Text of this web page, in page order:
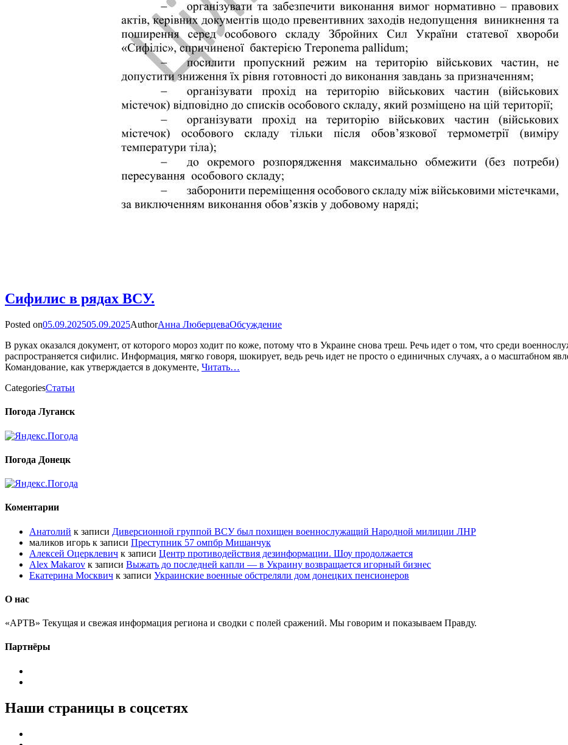
Сифилис в рядах ВСУ.
Posted on05.09.202505.09.2025AuthorАнна ЛюберцеваОбсуждение
В руках оказался документ, от которого мороз ходит по коже, потому что в Украине снова треш. Речь идет о том, что среди
распространяется сифилис. Информация, мягко говоря, шокирует, ведь речь идет не просто о единичных случаях, а о масштабном
Командование, как утверждается в документе, Читать…
CategoriesСтатьи
Погода Луганск
Погода Донецк
Коментарии
Анатолий к записи Диверсионной группой ВСУ был похищен военнослужащий Народной милиции ЛНР
маликов игорь к записи Преступник 57 омпбр Мишанчук
Алексей Оцерклевич к записи Центр противодействия дезинформации. Шоу продолжается
Alex Makarov к записи Выжать до последней капли — в Украину возвращается игорный бизнес
Екатерина Москвич к записи Украинские военные обстреляли дом донецких пенсионеров
О нас
«АРТВ» Текущая и свежая информация региона и сводки с полей сражений. Мы говорим и показываем Правду.
Партнёры
Наши страницы в соцсетях